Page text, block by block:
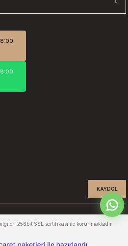
KAYDOL
256bit SSL sertifikası ile korunmaktadır
e-